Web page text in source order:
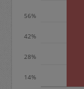
14%
28%
42%
56%